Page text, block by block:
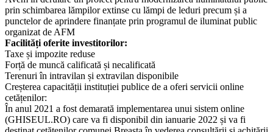
prin schimbarea lămpilor extinse cu lămpi de leduri precum și a
punctelor de aprindere finanțate prin programul de iluminat public
organizat de AFM
Facilități oferite investitorilor:
Taxe și impozite reduse
Forță de muncă calificată și necalificată
Terenuri în intravilan și extravilan disponibile
Creșterea capacității instituției publice de a oferi servicii online
cetățenilor:
În anul 2021 a fost demarată implementarea unui sistem online
(GHISEUL.RO) care va fi disponibil din ianuarie 2022 și va fi